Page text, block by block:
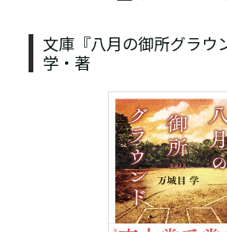
文庫『八月の御所グラウ
学・著